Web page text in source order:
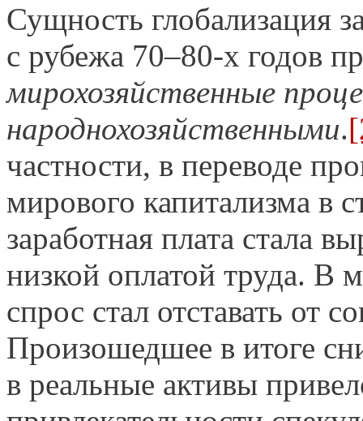
Сущность глобализация
с рубежа 70–80-х годов
мирохозяйственные
народнохозяйственными.
частности, в переводе
мирового капитализма в
заработная плата стала
низкой оплатой труда. В
спрос стал отставать от
Произошедшее в итоге
в реальные активы